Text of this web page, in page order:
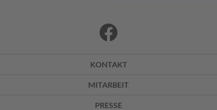
KONTAKT
MITARBEIT
PRESSE